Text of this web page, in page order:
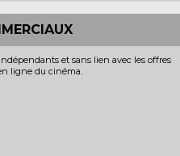
et sans lien avec les offres
ligne du cinéma.